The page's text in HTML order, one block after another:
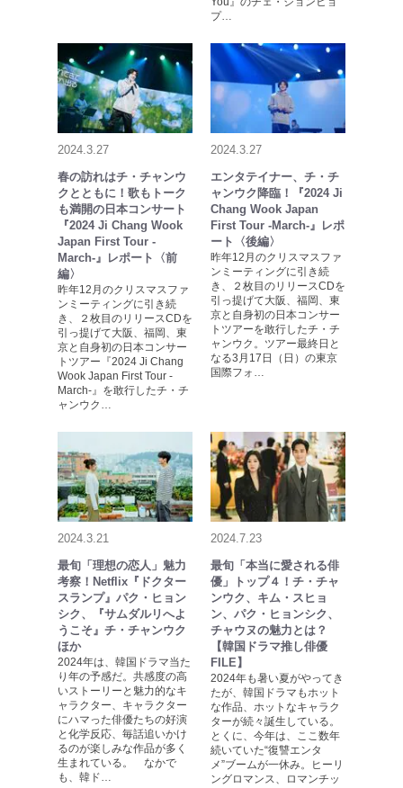
プ…
2024.3.27
春の訪れはチ・チャンウ
クとともに！歌もトーク
も満開の日本コンサート
『2024 Ji Chang Wook
Japan First Tour -
March-』レポート〈前
編〉
昨年12月のクリスマスファ
ンミーティングに引き続
き、２枚目のリリースCDを
引っ提げて大阪、福岡、東
京と自身初の日本コンサー
トツアー『2024 Ji Chang
Wook Japan First Tour -
March-』を敢行したチ・チ
ャンウク…
2024.3.27
エンタテイナー、チ・チ
ャンウク降臨！『2024 Ji
Chang Wook Japan
First Tour -March-』レポ
ート〈後編〉
昨年12月のクリスマスファ
ンミーティングに引き続
き、２枚目のリリースCDを
引っ提げて大阪、福岡、東
京と自身初の日本コンサー
トツアーを敢行したチ・チ
ャンウク。ツアー最終日と
なる3月17日（日）の東京
国際フォ…
2024.3.21
最旬「理想の恋人」魅力
考察！Netflix『ドクター
スランプ』パク・ヒョン
シク、『サムダルリへよ
うこそ』チ・チャンウク
ほか
2024年は、韓国ドラマ当た
り年の予感だ。共感度の高
いストーリーと魅力的なキ
ャラクター、キャラクター
にハマった俳優たちの好演
と化学反応、毎話追いかけ
るのが楽しみな作品が多く
生まれている。 なかで
も、韓ド…
2024.7.23
最旬「本当に愛される俳
優」トップ４！チ・チャ
ンウク、キム・スヒョ
ン、パク・ヒョンシク、
チャウヌの魅力とは？
【韓国ドラマ推し俳優
FILE】
2024年も暑い夏がやってき
たが、韓国ドラマもホット
な作品、ホットなキャラク
ターが続々誕生している。
とくに、今年は、ここ数年
続いていた“復讐エンタ
メ”ブームが一休み。ヒーリ
ングロマンス、ロマンチッ